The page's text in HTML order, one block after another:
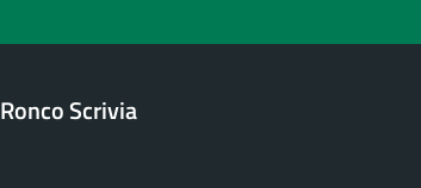
Ronco Scrivia